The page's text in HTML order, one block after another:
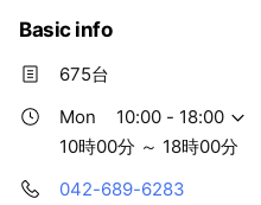
しのお客さまにも一日中お
けます。
Basic info
675台
Mon
10:00 - 18:00
10時00分 ～ 18時00分
042-689-6283